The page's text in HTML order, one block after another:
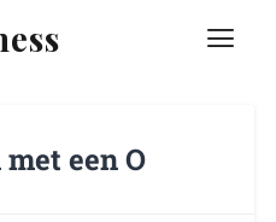
een O